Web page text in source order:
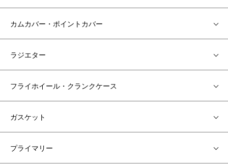
カムカバー・ポイントカバー
ラジエター
フライホイール・クランクケース
ガスケット
プライマリー